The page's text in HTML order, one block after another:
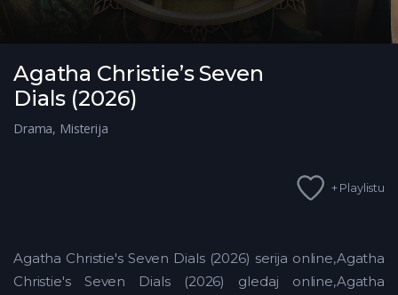
Agatha Christie’s Seven
Dials (2026)
Drama, Misterija
+ Playlistu
Agatha Christie's Seven Dials (2026) serija online,Agatha
Christie's Seven Dials (2026) gledaj online,Agatha